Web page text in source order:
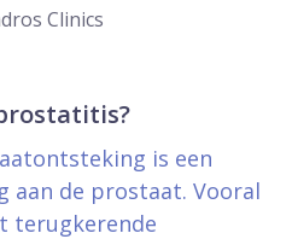
Clinics
is een
aan de prostaat. Vooral
terugkerende